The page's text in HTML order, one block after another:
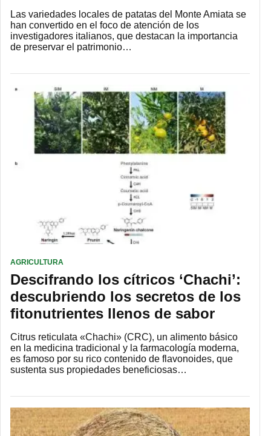
Las variedades locales de patatas del Monte Amiata se
han convertido en el foco de atención de los
investigadores italianos, que destacan la importancia
de preservar el patrimonio…
AGRICULTURA
Descifrando los cítricos ‘Chachi’:
descubriendo los secretos de los
fitonutrientes llenos de sabor
Citrus reticulata «Chachi» (CRC), un alimento básico
en la medicina tradicional y la farmacología moderna,
es famoso por su rico contenido de flavonoides, que
sustenta sus propiedades beneficiosas…